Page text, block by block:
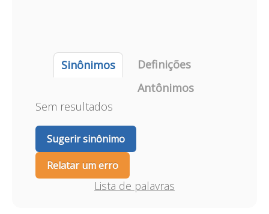
Sinônimos
Definições
Antônimos
Sem resultados
Sugerir sinônimo
Relatar um erro
Lista de palavras